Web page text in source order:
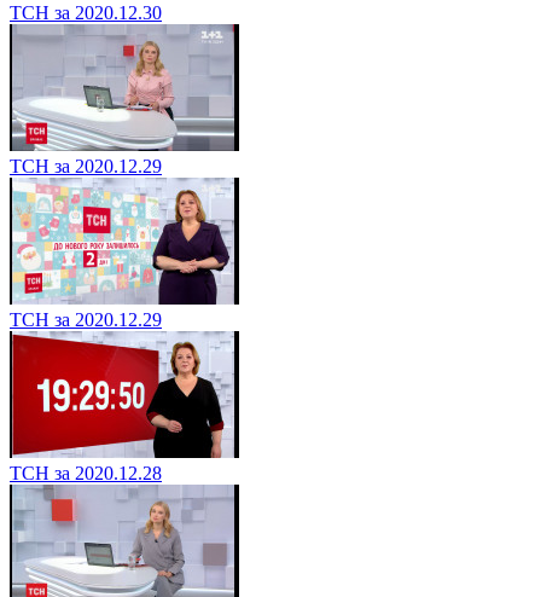
ТСН за 2020.12.30
ТСН за 2020.12.29
ТСН за 2020.12.29
ТСН за 2020.12.28